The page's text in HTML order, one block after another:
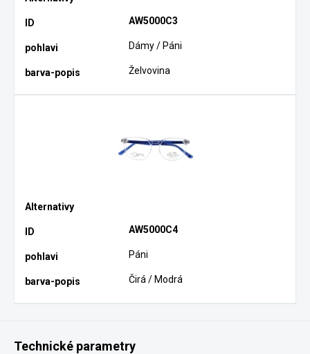
AW5000C3
Dámy / Páni
Želvovina
AW5000C4
Páni
Čirá / Modrá
Technické parametry